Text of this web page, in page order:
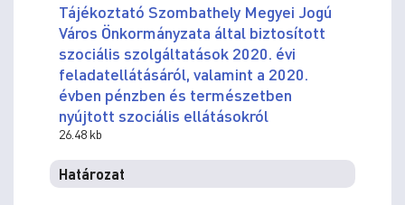
Tájékoztató Szombathely Megyei Jogú
Város Önkormányzata által biztosított
szociális szolgáltatások 2020. évi
feladatellátásáról, valamint a 2020.
évben pénzben és természetben
nyújtott szociális ellátásokról
26.48 kb
Határozat